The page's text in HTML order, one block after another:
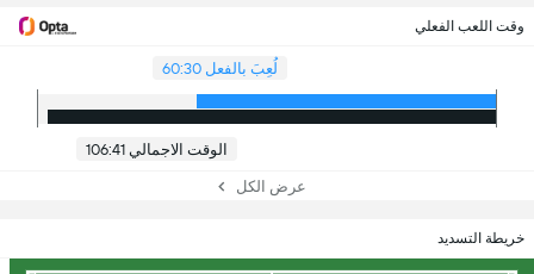
وقت اللعب الفعلي
لُعِبَ بالفعل 60:30
الوقت الاجمالي 106:41
عرض الكل
خريطة التسديد